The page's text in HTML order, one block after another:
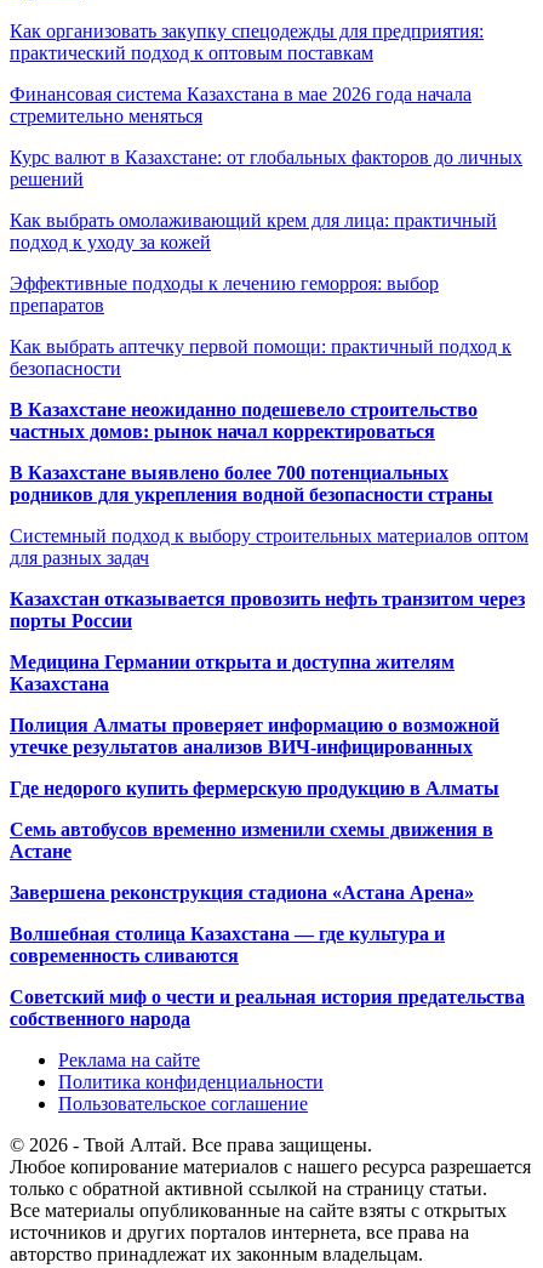
Как организовать закупку спецодежды для предприятия:
практический подход к оптовым поставкам
Финансовая система Казахстана в мае 2026 года начала
стремительно меняться
Курс валют в Казахстане: от глобальных факторов до личных
решений
Как выбрать омолаживающий крем для лица: практичный
подход к уходу за кожей
Эффективные подходы к лечению геморроя: выбор
препаратов
Как выбрать аптечку первой помощи: практичный подход к
безопасности
В Казахстане неожиданно подешевело строительство
частных домов: рынок начал корректироваться
В Казахстане выявлено более 700 потенциальных
родников для укрепления водной безопасности страны
Системный подход к выбору строительных материалов оптом
для разных задач
Казахстан отказывается провозить нефть транзитом через
порты России
Медицина Германии открыта и доступна жителям
Казахстана
Полиция Алматы проверяет информацию о возможной
утечке результатов анализов ВИЧ-инфицированных
Где недорого купить фермерскую продукцию в Алматы
Семь автобусов временно изменили схемы движения в
Астане
Завершена реконструкция стадиона «Астана Арена»
Волшебная столица Казахстана — где культура и
современность сливаются
Советский миф о чести и реальная история предательства
собственного народа
Реклама на сайте
Политика конфиденциальности
Пользовательское соглашение
© 2026 - Твой Алтай. Все права защищены.
Любое копирование материалов с нашего ресурса разрешается
только с обратной активной ссылкой на страницу статьи.
Все материалы опубликованные на сайте взяты с открытых
источников и других порталов интернета, все права на
авторство принадлежат их законным владельцам.